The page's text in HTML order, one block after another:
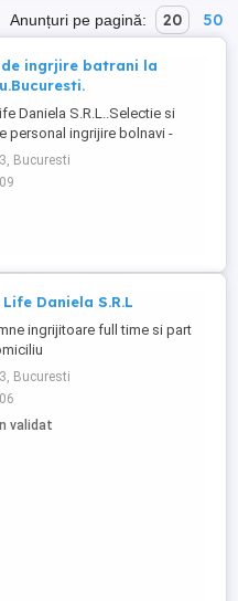
Anunțuri pe pagină: 20 50
ingrjire batrani la
Daniela S.R.L..Selectie si
personal ingrijire bolnavi -
Bucuresti
Daniela S.R.L
ingrijitoare full time si part
Bucuresti
validat